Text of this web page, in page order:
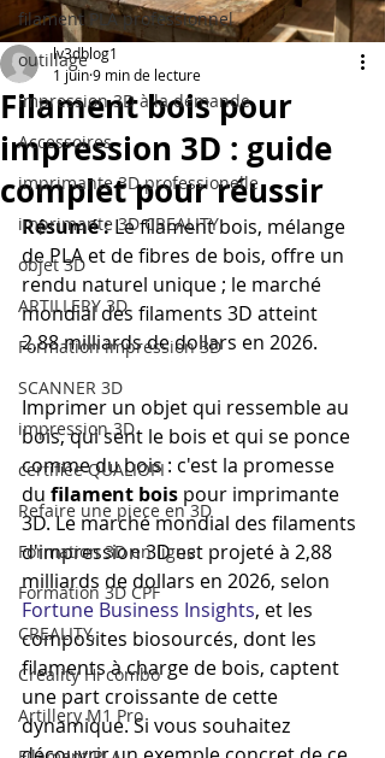
filament PLA professionnel
outillage
impression 3D à la demande
Accessoires
imprimante 3D professionelle
imprimante 3D CREALITY
objet 3D
ARTILLERY 3D
Formation impression 3D
SCANNER 3D
impression 3D
certifiée QUALIOPI
Refaire une piece en 3D
Formation 3D en ligne.
Formation 3D CPF
CREALITY,
Creality Hi combo
Artillery M1 Pro
Filament bois pour
impression 3D : guide
complet pour réussir
lv3dblog1
1 juin9 min de lecture
Résumé : Le filament bois, mélange
de PLA et de fibres de bois, offre un
rendu naturel unique ; le marché
mondial des filaments 3D atteint
2,88 milliards de dollars en 2026.
Imprimer un objet qui ressemble au
bois, qui sent le bois et qui se ponce
comme du bois : c'est la promesse
du filament bois pour imprimante
3D. Le marché mondial des filaments
d'impression 3D est projeté à 2,88
milliards de dollars en 2026, selon
Fortune Business Insights, et les
composites biosourcés, dont les
filaments à charge de bois, captent
une part croissante de cette
dynamique. Si vous souhaitez